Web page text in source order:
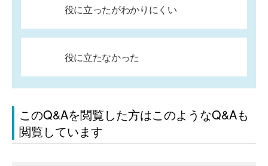
役に立ったがわかりにくい
役に立たなかった
このQ&Aを閲覧した方はこのようなQ&Aも
閲覧しています